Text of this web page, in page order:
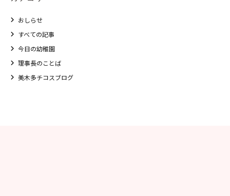
おしらせ
すべての記事
今日の幼稚園
理事長のことば
美木多チコスブログ